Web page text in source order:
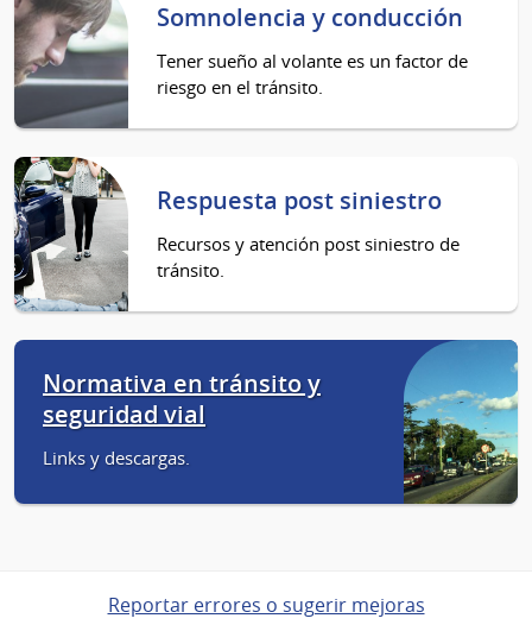
Somnolencia y conducción
Tener sueño al volante es un factor de
riesgo en el tránsito.
Respuesta post siniestro
Recursos y atención post siniestro de
tránsito.
Normativa en tránsito y
seguridad vial
Links y descargas.
Reportar errores o sugerir mejoras